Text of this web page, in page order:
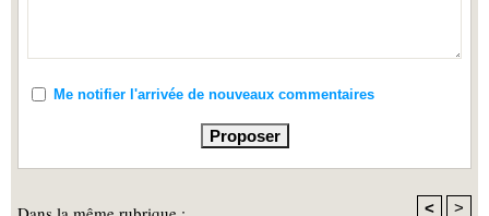
Me notifier l'arrivée de nouveaux commentaires
< >